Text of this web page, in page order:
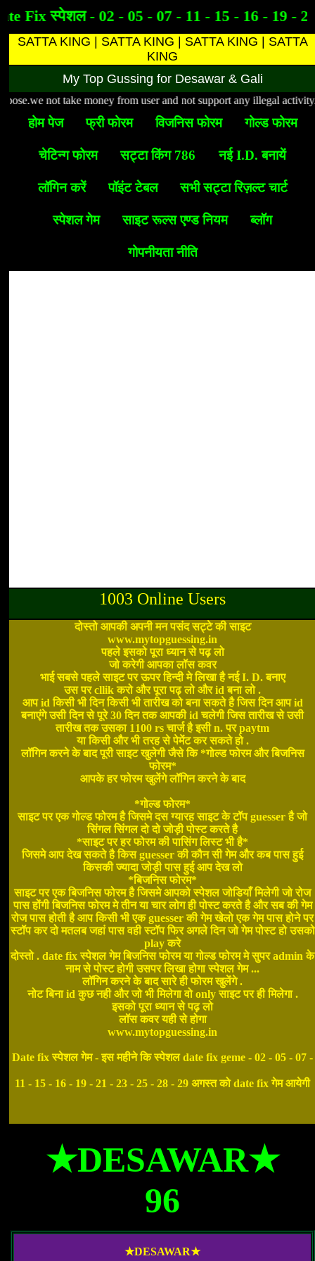
Fix स्पेशल - 02 - 05 - 07 - 11 - 15 - 16 - 19 - 21
SATTA KING | SATTA KING | SATTA KING | SATTA
KING
My Top Gussing for Desawar & Gali
not take money from user and not support any illegal
होम पेज फ्री फोरम विजनिस फोरम गोल्ड फोरम
चेटिन्ग फोरम सट्टा किंग 786 नई I.D. बनायें
लॉगिन करें पॉइंट टेबल सभी सट्टा रिज़ल्ट चार्ट
स्पेशल गेम साइट रूल्स एण्ड नियम ब्लॉग
गोपनीयता नीति
1003 Online Users
दोस्तो आपकी अपनी मन पसंद सट्टे की साइट
www.mytopguessing.in
पहले इसको पूरा ध्यान से पढ़ लो
जो करेगी आपका लॉस कवर
भाई सबसे पहले साइट पर ऊपर हिन्दी मे लिखा है नई I. D. बनाए
उस पर cllik करो और पूरा पढ़ लो और id बना लो .
आप id किसी भी दिन किसी भी तारीख को बना सकते है जिस दिन आप id
बनाएंगे उसी दिन से पूरे 30 दिन तक आपकी id चलेगी जिस तारीख से उसी
तारीख तक उसका 1100 rs चार्ज है इसी n. पर paytm
या किसी और भी तरह से पेमेंट कर सकते हो .
लॉगिन करने के बाद पूरी साइट खुलेगी जैसे कि *गोल्ड फोरम और बिजनिस
फोरम*
आपके हर फोरम खुलेंगे लॉगिन करने के बाद
*गोल्ड फोरम*
साइट पर एक गोल्ड फोरम है जिसमे दस ग्यारह साइट के टॉप guesser है जो
सिंगल सिंगल दो दो जोड़ी पोस्ट करते है
*साइट पर हर फोरम की पासिंग लिस्ट भी है*
जिसमे आप देख सकते है किस guesser की कौन सी गेम और कब पास हुई
किसकी ज्यादा जोड़ी पास हुई आप देख लो
*बिजनिस फोरम*
साइट पर एक बिजनिस फोरम है जिसमे आपको स्पेशल जोडियाँ मिलेगी जो रोज
पास होंगी बिजनिस फोरम मे तीन या चार लोग ही पोस्ट करते है और सब की गेम
रोज पास होती है आप किसी भी एक guesser की गेम खेलो एक गेम पास होने पर
स्टॉप कर दो मतलब जहां पास वही स्टॉप फिर अगले दिन जो गेम पोस्ट हो उसको
play करे
दोस्तो . date fix स्पेशल गेम बिजनिस फोरम या गोल्ड फोरम मे सुपर admin के
नाम से पोस्ट होगी उसपर लिखा होगा स्पेशल गेम ...
लॉगिन करने के बाद सारे ही फोरम खुलेंगे .
नोट बिना id कुछ नही और जो भी मिलेगा वो only साइट पर ही मिलेगा .
इसको पूरा ध्यान से पढ़ लो
लॉस कवर यही से होगा
www.mytopguessing.in
Date fix स्पेशल गेम - इस महीने कि स्पेशल date fix geme - 02 - 05 - 07 -
11 - 15 - 16 - 19 - 21 - 23 - 25 - 28 - 29 अगस्त को date fix गेम आयेगी
★DESAWAR★
96
★DESAWAR★